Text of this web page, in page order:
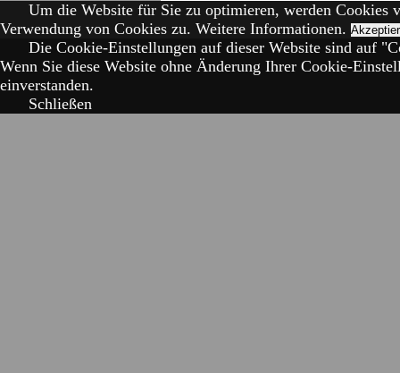
Um die Website für Sie zu optimieren, werden Cookies
Verwendung von Cookies zu. Weitere Informationen.
Die Cookie-Einstellungen auf dieser Website sind auf
Wenn Sie diese Website ohne Änderung Ihrer Cookie-
einverstanden.
Schließen